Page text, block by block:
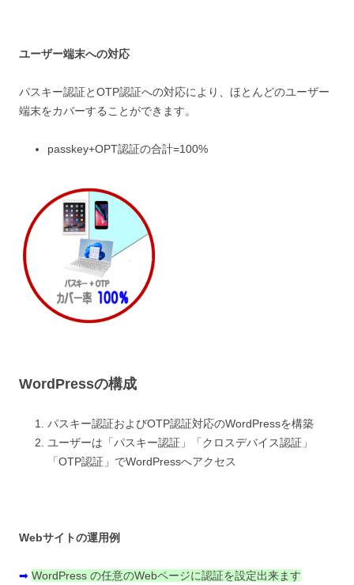
ユーザー端末への対応
パスキー認証とOTP認証への対応により、ほとんどのユーザー
端末をカバーすることができます。
passkey+OPT認証の合計=100%
WordPressの構成
パスキー認証およびOTP認証対応のWordPressを構築
ユーザーは「パスキー認証」「クロスデバイス認証」
「OTP認証」でWordPressへアクセス
Webサイトの運用例
➡ WordPress の任意のWebページに認証を設定出来ます